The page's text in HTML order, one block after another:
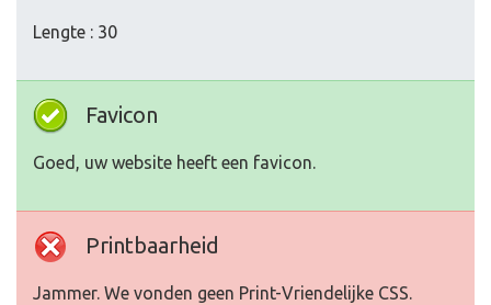
Lengte : 30
Favicon
Goed, uw website heeft een favicon.
Printbaarheid
Jammer. We vonden geen Print-Vriendelijke CSS.